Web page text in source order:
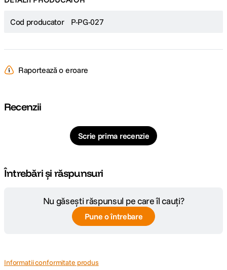
poti extinde semnificativ posibilitatile creative, obtinand fotografii mai
expresive si materiale video cu aspect cinematic.
PGYTECH MagGlow Lampa LED pentru
ring light adauga un efect de stralucire in ochi, oferind un plus de
Cod producator P-PG-027
Raportează o eroare
Recenzii
Scrie prima recenzie
Întrebări și răspunsuri
Nu găsești răspunsul pe care îl cauți?
Pune o întrebare
Informatii conformitate produs